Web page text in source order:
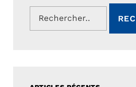
Rechercher :